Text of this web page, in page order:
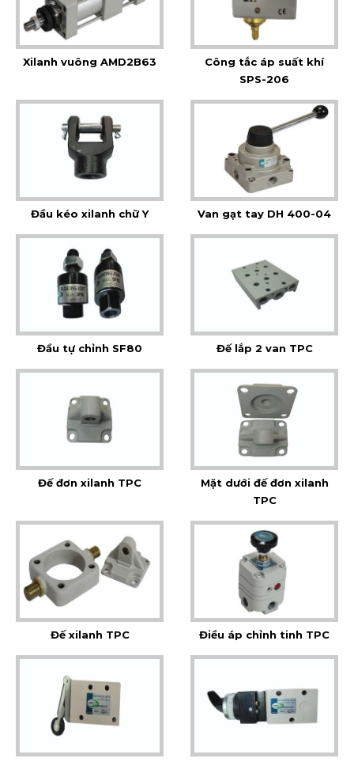
Xilanh vuông AMD2B63
Công tắc áp suất khí
SPS-206
Đầu kéo xilanh chữ Y Van gạt tay DH 400-04
Đầu tự chỉnh SF80 Đế lắp 2 van TPC
Đế đơn xilanh TPC
Mặt dưới đế đơn xilanh
TPC
Đế xilanh TPC Điều áp chỉnh tinh TPC